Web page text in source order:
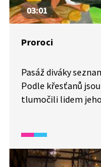
03:01
Proroci
Pasáž diváky
Podle křesťanů
tlumočili lidem